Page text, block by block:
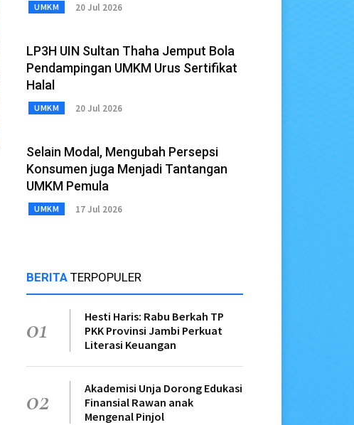
UMKM 20 Jul 2026
LP3H UIN Sultan Thaha Jemput Bola
Pendampingan UMKM Urus Sertifikat
Halal
UMKM 20 Jul 2026
Selain Modal, Mengubah Persepsi
Konsumen juga Menjadi Tantangan
UMKM Pemula
UMKM 17 Jul 2026
BERITA TERPOPULER
01
Hesti Haris: Rabu Berkah TP
PKK Provinsi Jambi Perkuat
Literasi Keuangan
02
Akademisi Unja Dorong Edukasi
Finansial Rawan anak
Mengenal Pinjol